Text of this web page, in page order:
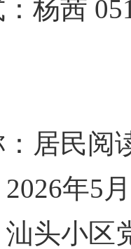
杨茜
居民阅
年5
头小区